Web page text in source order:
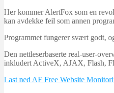
Her kommer AlertFox som en
kan avdekke feil som annen
Programmet fungerer svært godt,
Den nettleserbaserte real-user-
inkludert ActiveX, AJAX, Flash,
Last ned AF Free Website